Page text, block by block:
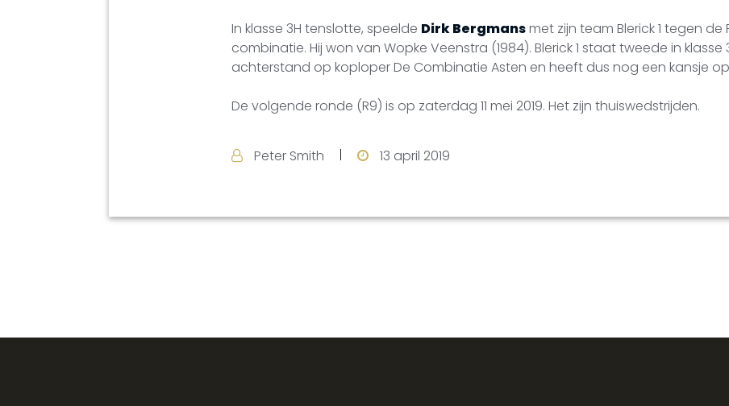
In klasse 3H tenslotte, speelde Dirk Bergmansmet zijn team Blerick 1 tegen de
combinatie. Hij won van Wopke Veenstra (1984). Blerick 1 staat tweede in klasse
achterstand op koploper De Combinatie Asten en heeft dus nog een kansje
De volgende ronde (R9) is op zaterdag 11 mei 2019. Het zijn thuiswedstrijden.
Peter Smith 13 april 2019